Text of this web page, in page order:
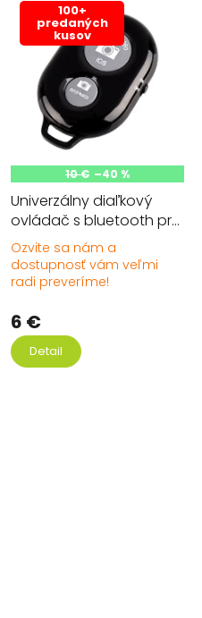
Priemerné
hodnotenie
produktu
hviezdičiek.
100+
predaných
kusov
10 € –40 %
Univerzálny diaľkový
ovládač s bluetooth pre
Android a iOS
Ozvite sa nám a
dostupnosť vám veľmi
radi preveríme!
6 €
Detail